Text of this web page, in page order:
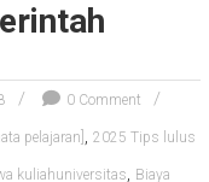
0 Comment
pelajaran] , 2025 Tips lulus
kuliahuniversitas, Biaya